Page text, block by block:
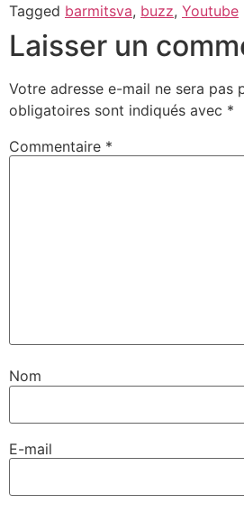
Tagged barmitsva, buzz, Youtube
Laisser un
Votre adresse e-mail ne sera pas
obligatoires sont indiqués avec *
Commentaire *
Nom
E-mail